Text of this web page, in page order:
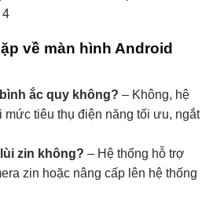
về màn hình Android
ắc quy không? – Không, hệ
tiêu thụ điện năng tối ưu, ngắt
zin không? – Hệ thống hỗ trợ
zin hoặc nâng cấp lên hệ thống